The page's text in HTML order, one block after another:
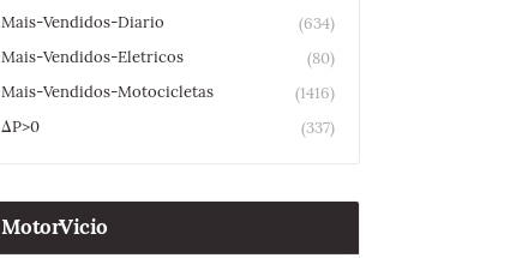
Mais-Vendidos-Diario
(634)
Mais-Vendidos-Eletricos
(80)
Mais-Vendidos-Motocicletas
(1416)
ΔP>0
(337)
MotorVicio